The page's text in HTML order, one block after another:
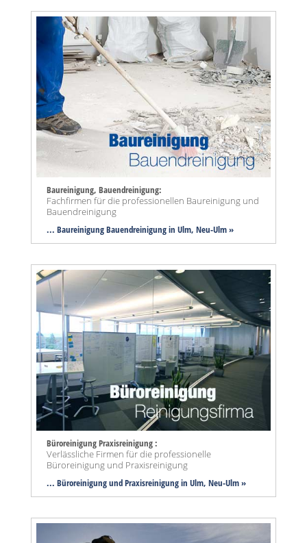
Baureinigung, Bauendreinigung:
Fachfirmen für die professionellen Baureinigung und
Bauendreinigung
... Baureinigung Bauendreinigung in Ulm, Neu-Ulm »
Büroreinigung Praxisreinigung :
Verlässliche Firmen für die professionelle
Büroreinigung und Praxisreinigung
... Büroreinigung und Praxisreinigung in Ulm, Neu-Ulm »